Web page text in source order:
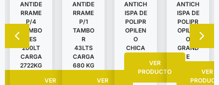
ANTIDE
RRAME
P/4
TAMBO
RES
200LT
CARGA
2722KG
VER
ANTIDE
RRAME
P/1
TAMBO
R
43LTS
CARGA
680 KG
VER
ANTICH
ISPA DE
POLIPR
OPILEN
O
CHICA
VER
PRODUCTO
ANTICH
ISPA DE
POLIPR
OPILEN
O
GRAND
E
VER